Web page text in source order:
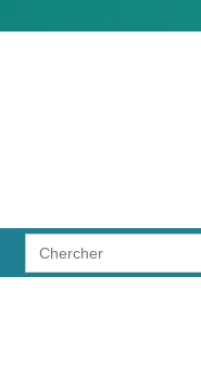
for: